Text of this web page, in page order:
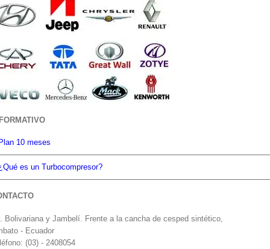
10 meses
es un Turbocompresor?
Bolivariana y Jambelí. Frente a la cancha de cesped sintético,
- Ecuador
(03) - 2408054